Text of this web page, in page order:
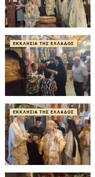
ΕΚΚΛΗΣΊΑ ΤΗΣ ΕΛΛΆΔΟΣ
ΕΚΚΛΗΣΊΑ ΤΗΣ ΕΛΛΆΔΟΣ